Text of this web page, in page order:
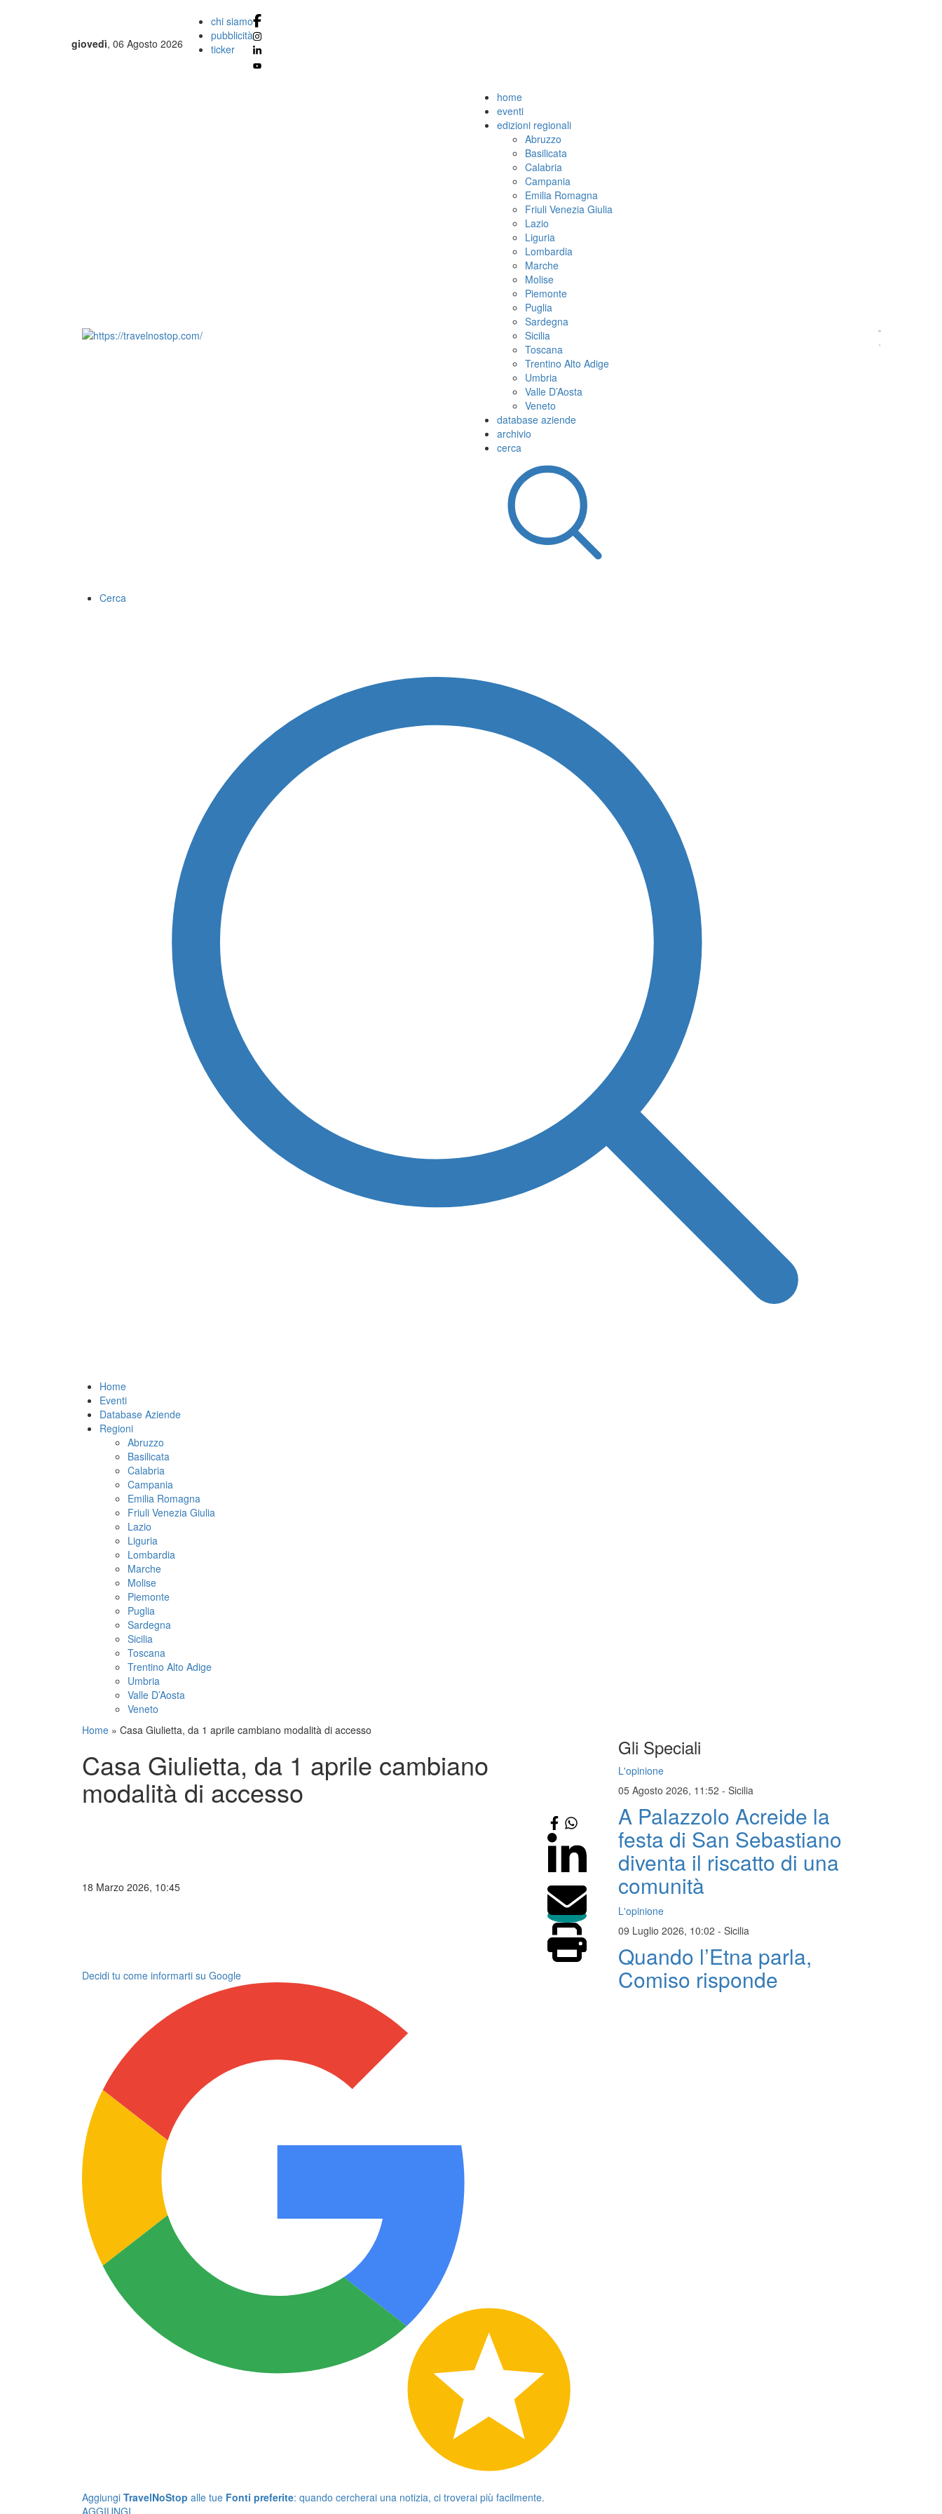
giovedì, 06 Agosto 2026
chi siamo
pubblicità
ticker
home
eventi
edizioni regionali
Abruzzo
Basilicata
Calabria
Campania
Emilia Romagna
Friuli Venezia Giulia
Lazio
Liguria
Lombardia
Marche
Molise
Piemonte
Puglia
Sardegna
Sicilia
Toscana
Trentino Alto Adige
Umbria
Valle D’Aosta
Veneto
database aziende
archivio
cerca
Cerca
Home
Eventi
Database Aziende
Regioni
Abruzzo
Basilicata
Calabria
Campania
Emilia Romagna
Friuli Venezia Giulia
Lazio
Liguria
Lombardia
Marche
Molise
Piemonte
Puglia
Sardegna
Sicilia
Toscana
Trentino Alto Adige
Umbria
Valle D’Aosta
Veneto
Home » Casa Giulietta, da 1 aprile cambiano modalità di accesso
Casa Giulietta, da 1 aprile cambiano
modalità di accesso
18 Marzo 2026, 10:45
Decidi tu come informarti su Google
Aggiungi TravelNoStop alle tue Fonti preferite: quando cercherai una notizia, ci troverai più facilmente.
Gli Speciali
L'opinione
05 Agosto 2026, 11:52 - Sicilia
A Palazzolo Acreide la
festa di San Sebastiano
diventa il riscatto di una
comunità
L'opinione
09 Luglio 2026, 10:02 - Sicilia
Quando l’Etna parla,
Comiso risponde